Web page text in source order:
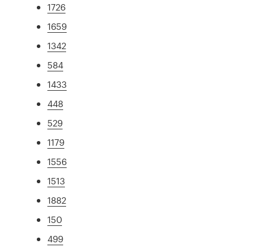
1726
1659
1342
584
1433
448
529
1179
1556
1513
1882
150
499